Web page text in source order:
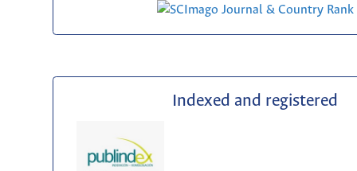
Indexed and registered